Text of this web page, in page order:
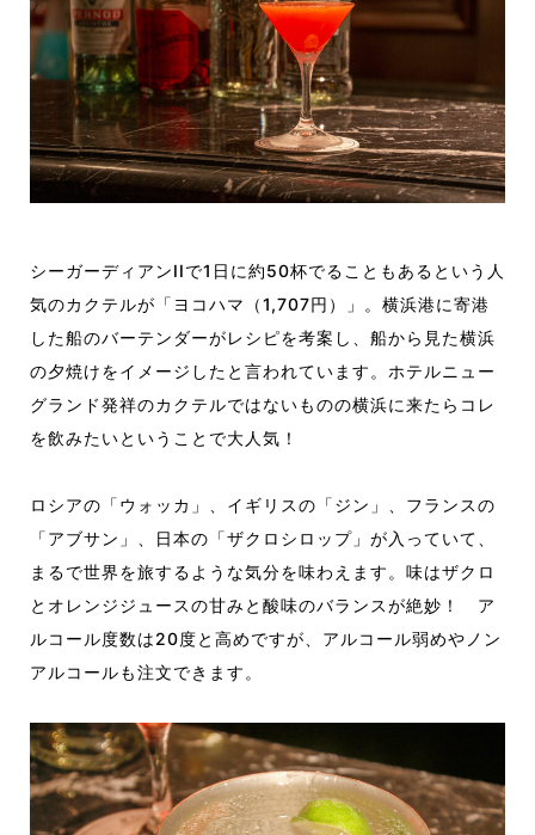
シーガーディアンIIで1日に約50杯でることもあるという人
気のカクテルが「ヨコハマ（1,707円）」。横浜港に寄港
した船のバーテンダーがレシピを考案し、船から見た横浜
の夕焼けをイメージしたと言われています。ホテルニュー
グランド発祥のカクテルではないものの横浜に来たらコレ
を飲みたいということで大人気！
ロシアの「ウォッカ」、イギリスの「ジン」、フランスの
「アブサン」、日本の「ザクロシロップ」が入っていて、
まるで世界を旅するような気分を味わえます。味はザクロ
とオレンジジュースの甘みと酸味のバランスが絶妙！ ア
ルコール度数は20度と高めですが、アルコール弱めやノン
アルコールも注文できます。